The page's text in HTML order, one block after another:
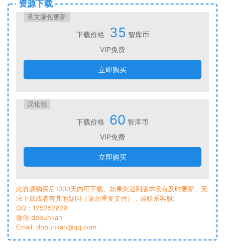
资源下载
英文版包更新
下载价格 35 智库币
VIP免费
立即购买
汉化包
下载价格 60 智库币
VIP免费
立即购买
此资源购买后1000天内可下载。如果您遇到版本没有及时更新、无
法下载或者有其他疑问（请勿重复支付），请联系客服:
QQ：125252828
微信:dobunkan
Email: dobunkan@qq.com